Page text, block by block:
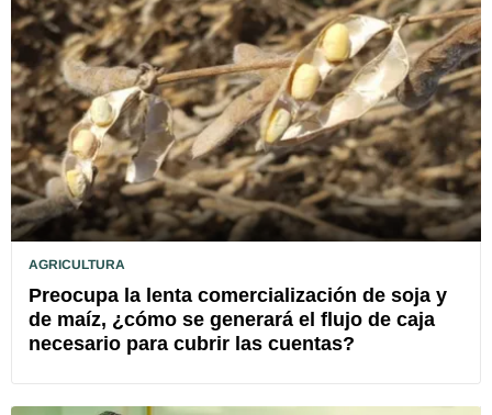
AGRICULTURA
Preocupa la lenta comercialización de soja y
de maíz, ¿cómo se generará el flujo de caja
necesario para cubrir las cuentas?